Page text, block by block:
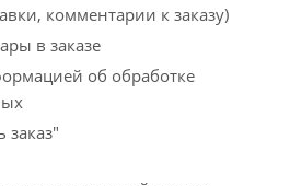
комментарии к заказу)
в заказе
об обработке